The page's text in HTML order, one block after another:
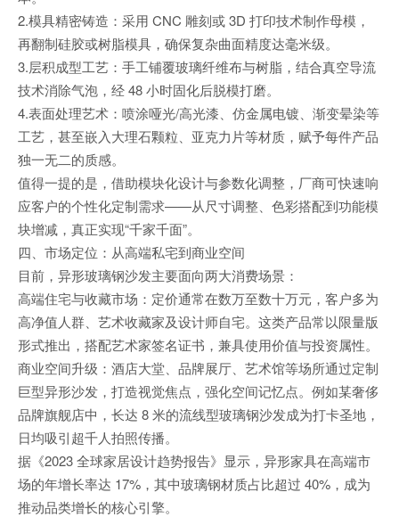
2.模具精密铸造：采用 CNC 雕刻或 3D 打印技术制作母模，
再翻制硅胶或树脂模具，确保复杂曲面精度达毫米级。
3.层积成型工艺：手工铺覆玻璃纤维布与树脂，结合真空导流
技术消除气泡，经 48 小时固化后脱模打磨。
4.表面处理艺术：喷涂哑光/高光漆、仿金属电镀、渐变晕染等
工艺，甚至嵌入大理石颗粒、亚克力片等材质，赋予每件产品
独一无二的质感。
值得一提的是，借助模块化设计与参数化调整，厂商可快速响
应客户的个性化定制需求——从尺寸调整、色彩搭配到功能模
块增减，真正实现“千家千面”。
四、市场定位：从高端私宅到商业空间
目前，异形玻璃钢沙发主要面向两大消费场景：
高端住宅与收藏市场：定价通常在数万至数十万元，客户多为
高净值人群、艺术收藏家及设计师自宅。这类产品常以限量版
形式推出，搭配艺术家签名证书，兼具使用价值与投资属性。
商业空间升级：酒店大堂、品牌展厅、艺术馆等场所通过定制
巨型异形沙发，打造视觉焦点，强化空间记忆点。例如某奢侈
品牌旗舰店中，长达 8 米的流线型玻璃钢沙发成为打卡圣地，
日均吸引超千人拍照传播。
据《2023 全球家居设计趋势报告》显示，异形家具在高端市
场的年增长率达 17%，其中玻璃钢材质占比超过 40%，成为
推动品类增长的核心引擎。